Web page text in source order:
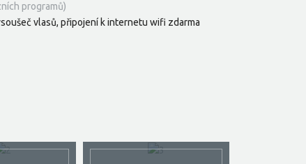
programů)
vlasů, připojení k internetu wifi zdarma